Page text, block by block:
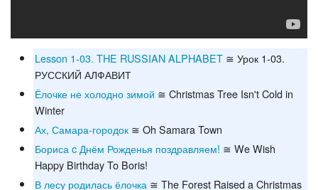
Lesson 1-03. THE RUSSIAN ALPHABET ≅ Урок 1-03.
РУССКИЙ АЛФАВИТ
Ёлочке не холодно зимой ≅ Christmas Tree Isn't Cold in
Winter
Ах, Самара-городок ≅ Oh Samara Town
Бориса c Днём Рожденья поздравляем! ≅ We Wish
Happy Birthday To Boris!
В лесу родилась ёлочка ≅ The Forest Raised a Christmas